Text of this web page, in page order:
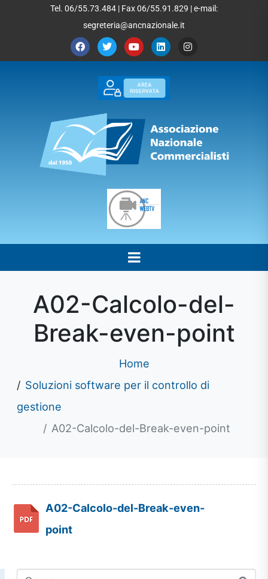
Tel. 06/55.73.484 | Fax 06/55.91.829 | e-mail:
segreteria@ancnazionale.it
A02-Calcolo-del-
Break-even-point
Home
Soluzioni software per il controllo di
gestione
A02-Calcolo-del-Break-even-point
A02-Calcolo-del-Break-even-
point